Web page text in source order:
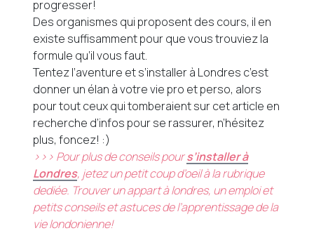
progresser!
Des organismes qui proposent des cours, il en
existe suffisamment pour que vous trouviez la
formule qu’il vous faut.
Tentez l’aventure et s’installer à Londres c’est
donner un élan à votre vie pro et perso, alors
pour tout ceux qui tomberaient sur cet article en
recherche d’infos pour se rassurer, n’hésitez
plus, foncez! :)
>>> Pour plus de conseils pours’installer à
Londres, jetez un petit coup d’oeil à la rubrique
dediée. Trouver un appart à londres, un emploi et
petits conseils et astuces de l’apprentissage de la
vie londonienne!